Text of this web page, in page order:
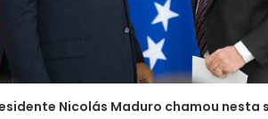
Nicolás Maduro chamou